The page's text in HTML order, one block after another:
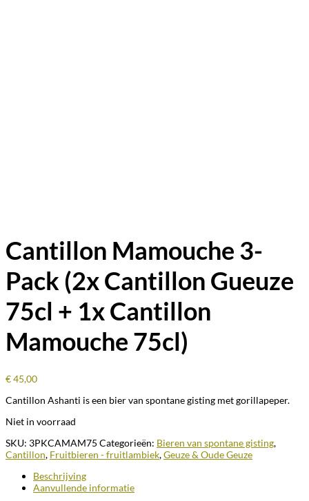
Cantillon Mamouche 3-
Pack (2x Cantillon Gueuze
75cl + 1x Cantillon
Mamouche 75cl)
€45,00
Cantillon Ashanti is een bier van spontane gisting met gorillapeper.
Niet in voorraad
SKU: 3PKCAMAM75 Categorieën: Bieren van spontane gisting,
Cantillon, Fruitbieren - fruitlambiek,Geuze & Oude Geuze
Beschrijving
Aanvullende informatie